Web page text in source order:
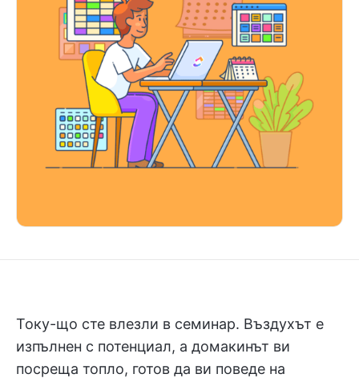
Току-що сте влезли в семинар. Въздухът е
изпълнен с потенциал, а домакинът ви
посреща топло, готов да ви поведе на